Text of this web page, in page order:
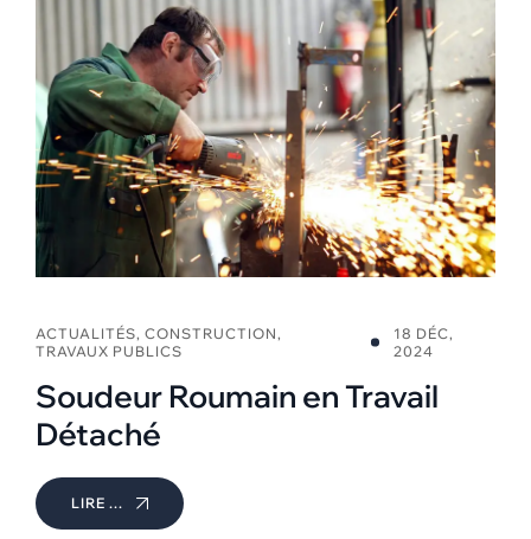
ACTUALITÉS, CONSTRUCTION ,
TRAVAUX PUBLICS
18 DÉC,
2024
Soudeur Roumain en Travail
Détaché
LIRE ...